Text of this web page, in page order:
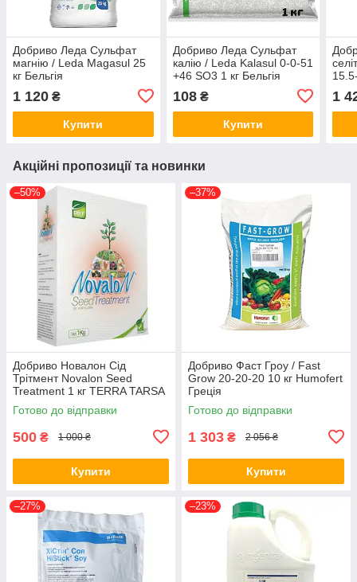
Добриво Леда Сульфат
магнію / Leda Magasul 25
кг Бельгія
1 120 ₴
Купити
Добриво Леда Сульфат
калію / Leda Kalasul 0-0-51
+46 SO3 1 кг Бельгія
108₴
Купити
1
Акційні пропозиції та новинки
–50%
Добриво Новалон Сід
Трітмент Novalon Seed
Treatment 1 кг TERRA TARSA
Туреччина
Готово до відправки
500 ₴ 1 000 ₴
Купити
–37%
Добриво Фаст Гроу / Fast
Grow 20-20-20 10 кг Humofert
Греція
Готово до відправки
1 303 ₴ 2 056 ₴
Купити
–27% –23%